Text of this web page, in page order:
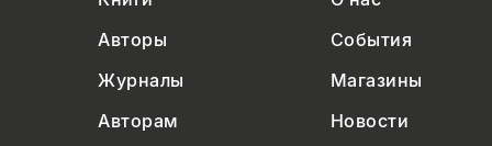
Авторы
События
Журналы
Магазины
Авторам
Новости